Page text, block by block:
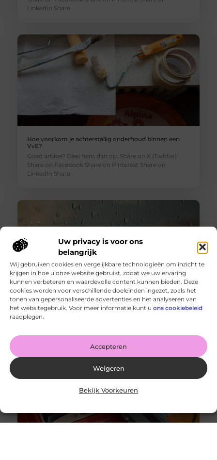
Uw privacy is voor ons
belangrijk
Wij gebruiken cookies en vergelijkbare technologieën om inzicht te
krijgen in hoe u onze website gebruikt, zodat we uw ervaring
kunnen verbeteren en waardevolle content kunnen bieden. Deze
cookies worden voor verschillende doeleinden ingezet, zoals het
tonen van gepersonaliseerde advertenties en het analyseren van
het websitegebruik. Voor meer informatie kunt u ons cookiebeleid
raadplegen.
Accepteren
Weigeren
Bekijk Voorkeuren
LinkedIn Share
Hoe voorkom je achterstallig onderhoud binnen een
VvE?
Goed artikel? Deel hem dan op: Share on X (Twitter)
Share on Facebook Share on Pinterest Share on
LinkedIn Share
Wanneer schakel je een glaszetter in en wat kun je van
hem verwachten?
Goed artikel? Deel hem dan op: Share on X (Twitter)